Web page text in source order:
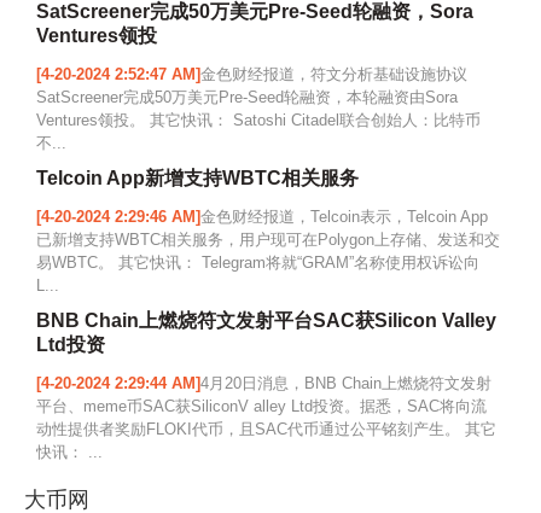
SatScreener完成50万美元Pre-Seed轮融资，Sora
Ventures领投
[4-20-2024 2:52:47 AM]金色财经报道，符文分析基础设施协议
SatScreener完成50万美元Pre-Seed轮融资，本轮融资由Sora
Ventures领投。 其它快讯： Satoshi Citadel联合创始人：比特币
不...
Telcoin App新增支持WBTC相关服务
[4-20-2024 2:29:46 AM]金色财经报道，Telcoin表示，Telcoin App
已新增支持WBTC相关服务，用户现可在Polygon上存储、发送和交
易WBTC。 其它快讯： Telegram将就“GRAM”名称使用权诉讼向
L...
BNB Chain上燃烧符文发射平台SAC获Silicon Valley
Ltd投资
[4-20-2024 2:29:44 AM]4月20日消息，BNB Chain上燃烧符文发射
平台、meme币SAC获SiliconV alley Ltd投资。据悉，SAC将向流
动性提供者奖励FLOKI代币，且SAC代币通过公平铭刻产生。 其它
快讯： ...
大币网